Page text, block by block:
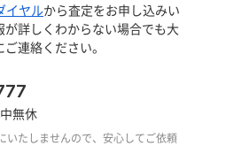
イヤルから査定をお申し込みい
詳しくわからない場合でも大
連絡ください。
無休
たしませんので、安心してご依頼